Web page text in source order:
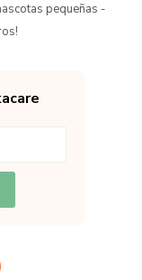
pequeñas -